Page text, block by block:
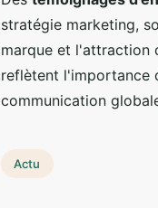
stratégie marketing,
marque et l'attraction
reflètent l'importance
communication
Actu